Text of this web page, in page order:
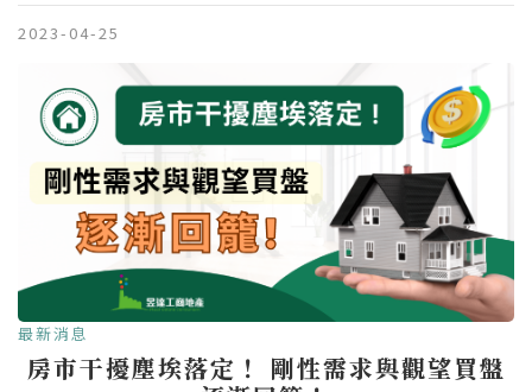
2023-04-25
最新消息
房市干擾塵埃落定！ 剛性需求與觀望買盤